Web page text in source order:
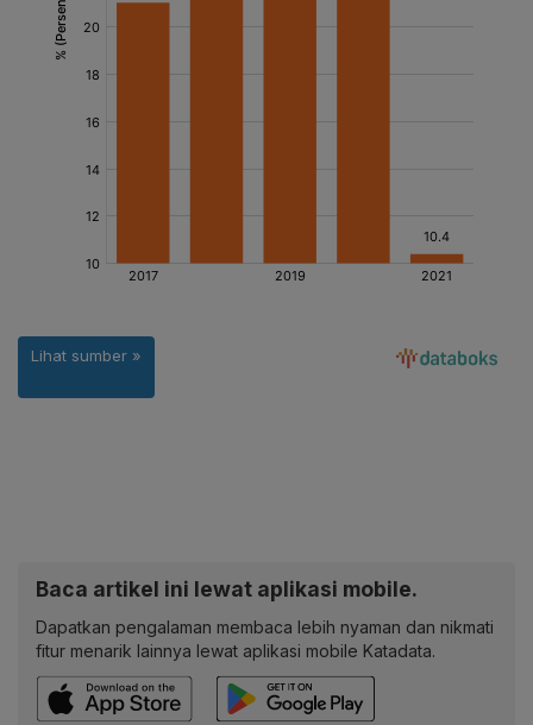
Baca artikel ini lewat aplikasi mobile.
Dapatkan pengalaman membaca lebih nyaman dan nikmati
fitur menarik lainnya lewat aplikasi mobile Katadata.